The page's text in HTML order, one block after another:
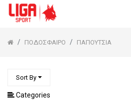
ΠΟΔΟΣΦΑΙΡΟ ΠΑΠΟΥΤΣΙΑ
Sort By
Categories